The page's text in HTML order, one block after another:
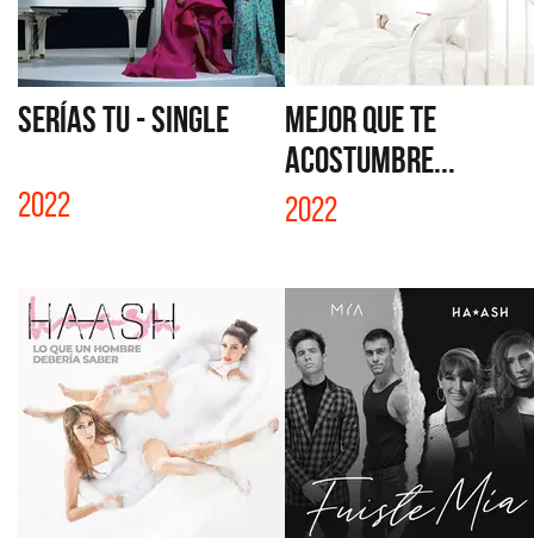
SERÍAS TU - SINGLE
2022
MEJOR QUE TE
ACOSTUMBRE...
2022